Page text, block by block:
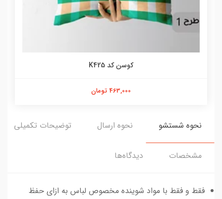
کوسن کد K425
463,000 تومان
نحوه شستشو نحوه ارسال توضیحات تکمیلی
مشخصات دیدگاه‌ها
فقط و فقط با مواد شوینده مخصوص لباس به ازای حفظ